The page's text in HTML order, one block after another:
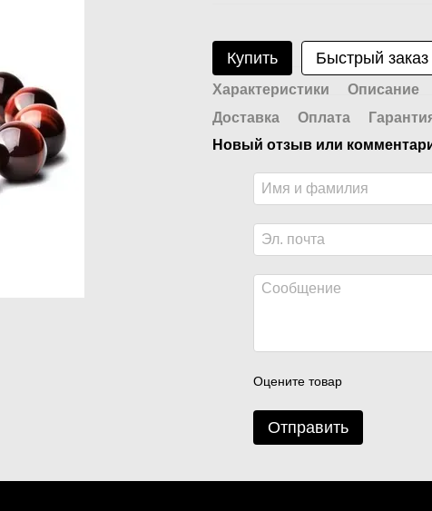
Купить Быстрый заказ
Характеристики
Описание
Доставка
Оплата
Новый отзыв или
Оцените товар
Отправить